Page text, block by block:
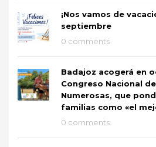
¡Nos vamos de
septiembre
0 comments
Badajoz acogerá en
Congreso Nacional
Numerosas, que
familias como «el
0 comments